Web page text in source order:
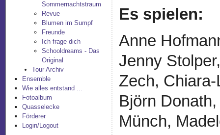
Sommernachtstraum
Revue
Blumen im Sumpf
Freunde
Ich frage dich
Schooldreams - Das
Original
Tour Archiv
Ensemble
Wie alles entstand ...
Fotoalbum
Quasselecke
Förderer
Login/Logout
Es spielen:
Anne
Jenny
Zech,
Björn
Münch,